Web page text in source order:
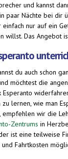
und kannst
paar Nächte bei dir
einfach nur auf ein
willst. Das Angebot
du auch schon
möchtest die
Esperanto
lernen, wie man
empfehlen wir die
Zentrums in
ist eine teilweise
Fahrtkosten